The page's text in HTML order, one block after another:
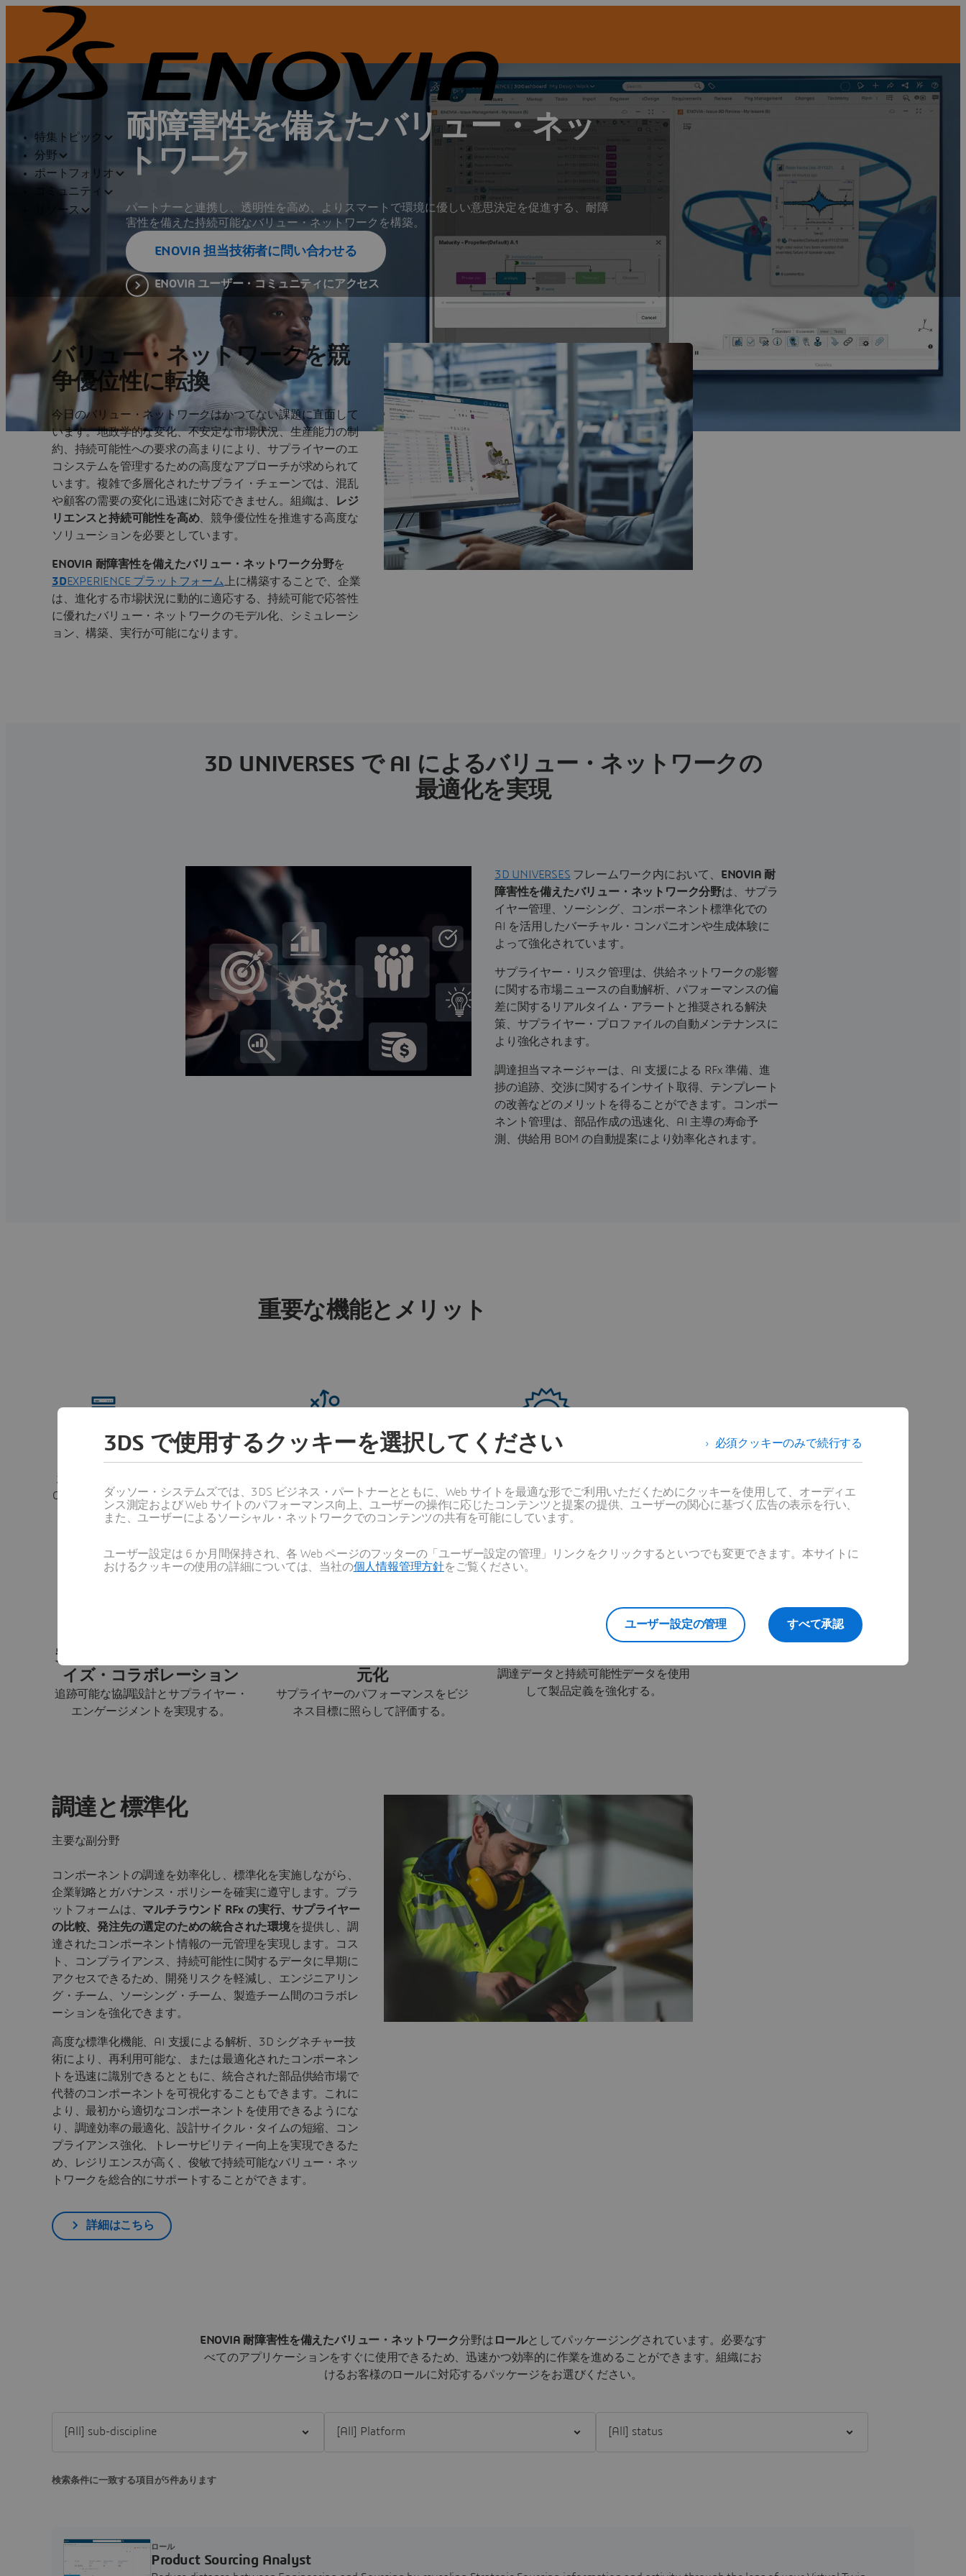
特集トピック
分野
ポートフォリオ
コミュニティ
リソース
耐障害性を備えたバリュー・ネッ
トワーク
パートナーと連携し、透明性を高め、よりスマートで環境に優しい意思決定を促進する、耐障
害性を備えた持続可能なバリュー・ネットワークを構築。
ENOVIA 担当技術者に問い合わせる
ENOVIA ユーザー・コミュニティにアクセス
バリュー・ネットワークを競
争優位性に転換
今日のバリュー・ネットワークはかつてない課題に直面して
います。地政学的な変化、不安定な市場状況、生産能力の制
約、持続可能性への要求の高まりにより、サプライヤーのエ
コシステムを管理するための高度なアプローチが求められて
います。複雑で多層化されたサプライ・チェーンでは、混乱
や顧客の需要の変化に迅速に対応できません。組織は、
レジ
リエンスと持続可能性を高め、競争優位性を推進する高度な
ソリューションを必要としています。
ENOVIA 耐障害性を備えたバリュー・ネットワーク分野を
3DEXPERIENCE プラットフォーム
上に構築することで、企業
は、進化する市場状況に動的に適応する、持続可能で応答性
に優れたバリュー・ネットワークのモデル化、シミュレーシ
ョン、構築、実行が可能になります。
3D UNIVERSES で AI によるバリュー・ネットワークの
最適化を実現
3D UNIVERSES フレームワーク内において、 ENOVIA 耐
障害性を備えたバリュー・ネットワーク分野は、サプラ
イヤー管理、ソーシング、コンポーネント標準化での
AI を活用したバーチャル・コンパニオンや生成体験に
よって強化されています。
サプライヤー・リスク管理は、供給ネットワークの影響
に関する市場ニュースの自動解析、パフォーマンスの偏
差に関するリアルタイム・アラートと推奨される解決
策、サプライヤー・プロファイルの自動メンテナンスに
より強化されます。
調達担当マネージャーは、AI 支援による RFx 準備、進
捗の追跡、交渉に関するインサイト取得、テンプレート
の改善などのメリットを得ることができます。コンポー
ネント管理は、部品作成の迅速化、AI 主導の寿命予
測、供給用 BOM の自動提案により効率化されます。
重要な機能とメリット
多層サプライヤーの可視化
OEM から Tier 2 以降のサプライヤーの
透明性を確保する。
ロセス
調達戦略を実行に結び付ける。
ガバナンス
ポートフォリオ全体で標準化とイノベ
安全なマルチエンタープラ
イズ・コラボレーション
追跡可能な協調設計とサプライヤー・
エンゲージメントを実現する。
元化
サプライヤーのパフォーマンスをビジ
ネス目標に照らして評価する。
調達データと持続可能性データを使用
して製品定義を強化する。
調達と標準化
主要な副分野
コンポーネントの調達を効率化し、標準化を実施しながら、
企業戦略とガバナンス・ポリシーを確実に遵守します。プラ
ットフォームは、 マルチラウンド RFx の実行、サプライヤー
の比較、発注先の選定のための統合された環境を提供し、調
達されたコンポーネント情報の一元管理を実現します。コス
ト、コンプライアンス、持続可能性に関するデータに早期に
アクセスできるため、開発リスクを軽減し、エンジニアリン
グ・チーム、ソーシング・チーム、製造チーム間のコラボレ
ーションを強化できます。
高度な標準化機能、AI 支援による解析、3D シグネチャー技
術により、再利用可能な、または最適化されたコンポーネン
トを迅速に識別できるとともに、統合された部品供給市場で
代替のコンポーネントを可視化することもできます。これに
より、最初から適切なコンポーネントを使用できるようにな
り、調達効率の最適化、設計サイクル・タイムの短縮、コン
プライアンス強化、トレーサビリティー向上を実現できるた
め、レジリエンスが高く、俊敏で持続可能なバリュー・ネッ
トワークを総合的にサポートすることができます。
詳細はこちら
ENOVIA 耐障害性を備えたバリュー・ネットワーク分野は ロールとしてパッケージングされています。必要なす
べてのアプリケーションをすぐに使用できるため、迅速かつ効率的に作業を進めることができます。組織にお
けるお客様のロールに対応するパッケージをお選びください。
検索条件に一致する項目が5件あります
Product Sourcing Analyst
ロール
必須クッキーのみで続行する
3DS で使用するクッキーを選択してください
ダッソー・システムズでは、3DS ビジネス・パートナーとともに、Web サイトを最適な形でご利用いただくためにクッキーを使用して、オーディエ
ンス測定および Web サイトのパフォーマンス向上、ユーザーの操作に応じたコンテンツと提案の提供、ユーザーの関心に基づく広告の表示を行い、
また、ユーザーによるソーシャル・ネットワークでのコンテンツの共有を可能にしています。
ユーザー設定は 6 か月間保持され、各 Web ページのフッターの「ユーザー設定の管理」リンクをクリックするといつでも変更できます。本サイトに
おけるクッキーの使用の詳細については、当社の個人情報管理方針をご覧ください。
すべて承認
ユーザー設定の管理